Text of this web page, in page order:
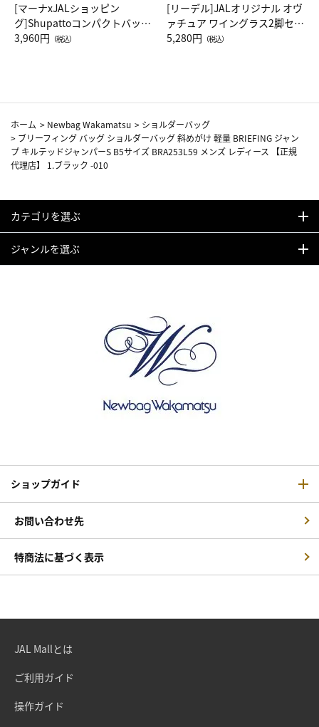
[マーナxJALショッピン
グ]Shupattoコンパクトバッグ
Drop JAL客室乗務員（LC）ス
3,960円 （税込）
[リーデル]JALオリジナル オヴ
ァチュア ワイングラス2脚セッ
ト（レッドワイン）
5,280円 （税込）
ホーム > Newbag Wakamatsu > ショルダーバッグ
> ブリーフィング バッグ ショルダーバッグ 斜めがけ 軽量 BRIEFING ジャン
プ キルテッドジャンパーS B5サイズ BRA253L59 メンズ レディース 【正規
代理店】 1.ブラック -010
カテゴリを選ぶ
ジャンルを選ぶ
ショップガイド
お問い合わせ先
特商法に基づく表示
JAL Mallとは
ご利用ガイド
操作ガイド